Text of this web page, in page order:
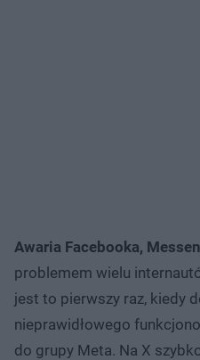
Awaria Facebooka,
problemem wielu
jest to pierwszy raz, kiedy
nieprawidłowego
do grupy Meta. Na X